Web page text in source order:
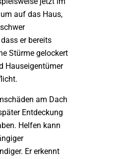
auf das Haus,
er bereits
Stürme gelockert
Hauseigentümer
am Dach
Entdeckung
Helfen kann
Er erkennt